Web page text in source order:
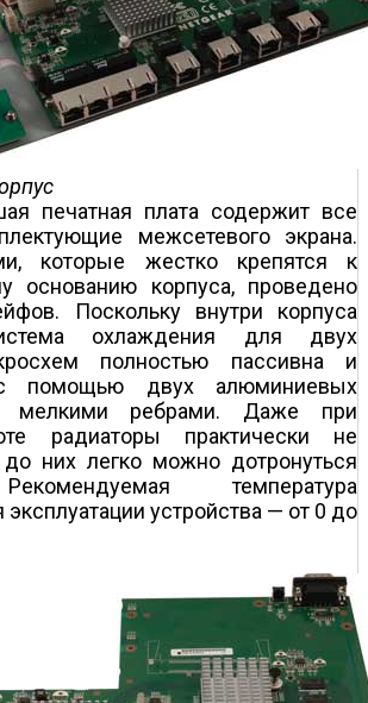
печатная плата содержит все
межсетевого экрана.
которые жестко крепятся к
основанию корпуса, проведено
Поскольку внутри корпуса
охлаждения для двух
полностью пассивна и
с помощью двух алюминиевых
мелкими ребрами. Даже при
радиаторы практически не
до них легко можно дотронуться
температура
устройства — от 0 до